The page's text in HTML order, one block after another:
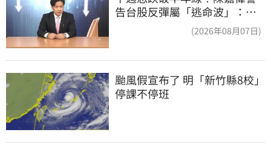
告台股反彈屬「逃命波」：空
(2026年08月07日)
颱風假宣布了 明「新竹縣8校」
停課不停班